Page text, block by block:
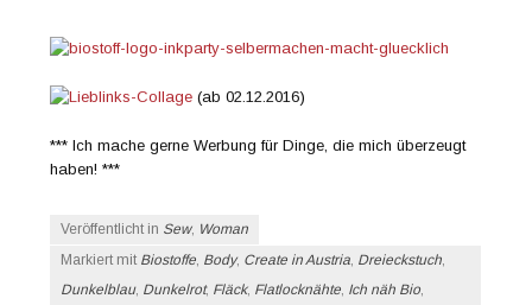
(ab 02.12.2016)
*** Ich mache gerne Werbung für Dinge, die mich überzeugt
haben! ***
Veröffentlicht in Sew, Woman
Markiert mit Biostoffe, Body, Create in Austria, Dreieckstuch,
Dunkelblau, Dunkelrot, Fläck, Flatlocknähte, Ich näh Bio,